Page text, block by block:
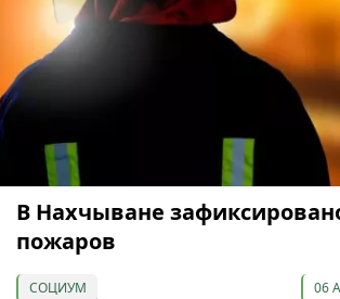
В Нахчыване
пожаров
СОЦИУМ 06